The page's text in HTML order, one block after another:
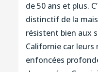
de 50 ans et plus.
distinctif de la
résistent bien aux
Californie car leurs
enfoncées